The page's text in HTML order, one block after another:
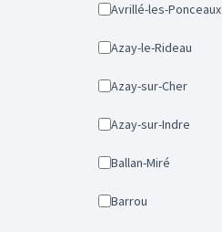
Avrillé-les-Ponceaux
Azay-le-Rideau
Azay-sur-Cher
Azay-sur-Indre
Ballan-Miré
Barrou